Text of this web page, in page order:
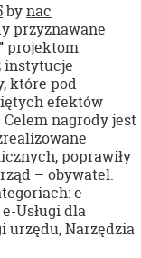
bynac
przyznawane
projektom
instytucje
które pod
efektów
nagrody jest
poprawiły
– obywatel.
e-
Usługi dla
urzędu, Narzędzia